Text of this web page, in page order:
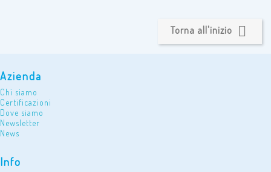
Torna all'inizio 
Azienda
Chi siamo
Certificazioni
Dove siamo
Newsletter
News
Info